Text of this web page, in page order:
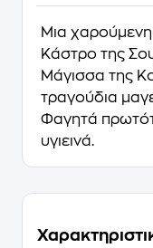
Μια
Κάστρο της
Μάγισσα της
τραγούδια
Φαγητά
υγιεινά.